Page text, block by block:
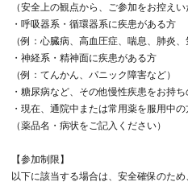
（安全上の観点から、ご参加をお控えい
・呼吸器系・循環器系に疾患がある方
（例：心臓病、高血圧症、喘息、肺炎、
・神経系・精神面に疾患がある方
（例：てんかん、パニック障害など）
・糖尿病など、その他慢性疾患をお持ち
・現在、通院中または常用薬を服用中の
（薬品名・病状をご記入ください）
【参加制限】
以下に該当する場合は、安全確保のた